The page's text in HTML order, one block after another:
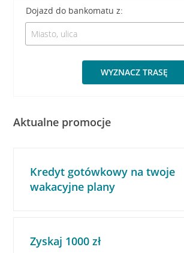
Dojazd do bankomatu z:
WYZNACZ TRASĘ
Aktualne promocje
Kredyt gotówkowy na twoje
wakacyjne plany
Zyskaj 1000 zł